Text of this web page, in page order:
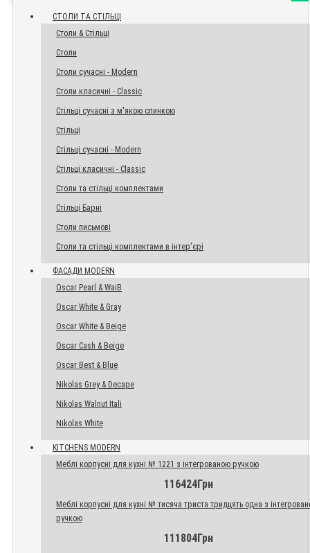
СТОЛИ ТА СТІЛЬЦІ
Столи & Стільці
Столи
Столи сучасні - Modern
Столи класичні - Classic
Стільці сучасні з м'якою спинкою
Стільці
Стільці сучасні - Modern
Стільці класичні - Classic
Столи та стільці комплектами
Стільці Барні
Столи письмові
Столи та стільці комплектами в інтер'єрі
ФАСАДИ MODERN
Oscar Pearl & WaiB
Oscar White & Gray
Oscar White & Beige
Oscar Cash & Beige
Oscar Best & Blue
Nikolas Grey & Decape
Nikolas Walnut Itali
Nikolas White
KITCHENS MODERN
Меблі корпусні для кухні № 1221 з інтегрованою ручкою
116424Грн
Меблі корпусні для кухні № тисяча триста тридцять одна з
ручкою
111804Грн